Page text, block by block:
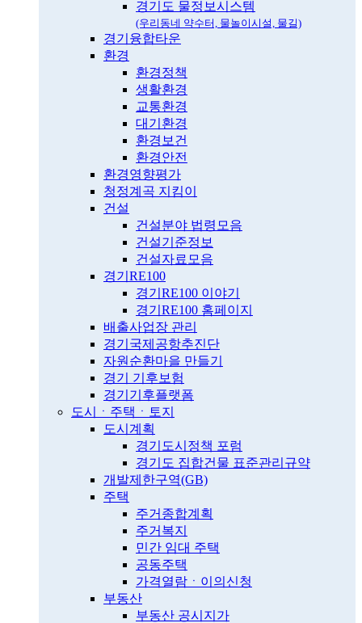
경기도 물정보시스템
(우리동네 약수터, 물놀이시설, 물길)
경기융합타운
환경
환경정책
생활환경
교통환경
대기환경
환경보건
환경안전
환경영향평가
청정계곡 지킴이
건설
건설분야 법령모음
건설기준정보
건설자료모음
경기RE100
경기RE100 이야기
경기RE100 홈페이지
배출사업장 관리
경기국제공항추진단
자원순환마을 만들기
경기 기후보험
경기기후플랫폼
도시ㆍ주택ㆍ토지
도시계획
경기도시정책 포럼
경기도 집합건물 표준관리규약
개발제한구역(GB)
주택
주거종합계획
주거복지
민간 임대 주택
공동주택
가격열람ㆍ이의신청
부동산
부동산 공시지가